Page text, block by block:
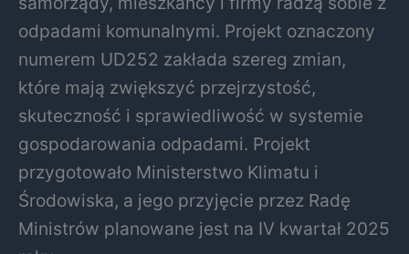
odpadami komunalnymi. Projekt oznaczony
numerem UD252 zakłada szereg zmian,
które mają zwiększyć przejrzystość,
skuteczność i sprawiedliwość w systemie
gospodarowania odpadami. Projekt
przygotowało Ministerstwo Klimatu i
Środowiska, a jego przyjęcie przez Radę
Ministrów planowane jest na IV kwartał 2025